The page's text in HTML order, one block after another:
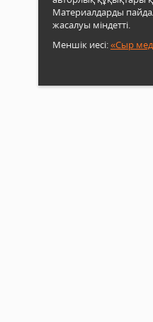
Материалдарды
жасалуы міндетті.
Меншік иесі:«Сыр